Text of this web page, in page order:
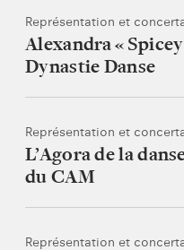
Représentation et
Alexandra «
Dynastie Danse
Représentation et
L’Agora de la
du CAM
Représentation et